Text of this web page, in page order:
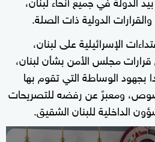
الدولية ذات الصلة.
الإسرائيلية على لبنان،
مجلس الأمن بشأن لبنان،
1701، مشيدا بجهود الوساطة التي تقوم بها
ومعبرً عن رفضه للتصريحات
الداخلية للبنان الشقيق.
0